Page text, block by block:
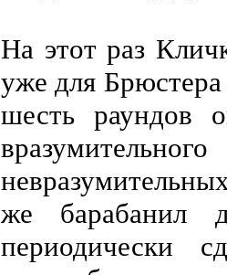
На этот раз
уже для Брюстера
шесть раундов
же барабанил
периодически